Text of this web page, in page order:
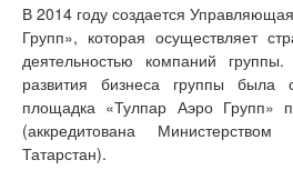
В 2014 году создается
Групп», которая осуществляет
деятельностью компаний
развития бизнеса группы была
площадка «Тулпар Аэро Групп»
(аккредитована Министерством
Татарстан).